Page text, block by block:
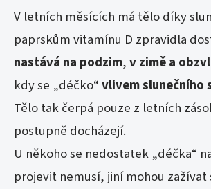
V letních měsících má tělo díky
paprskům vitamínu D zpravidla
nastává na podzim,v zimě a
kdy se „déčko“vlivem
Tělo tak čerpá pouze z letních
postupně docházejí.
U někoho se nedostatek „déčka“
projevit nemusí, jiní mohou